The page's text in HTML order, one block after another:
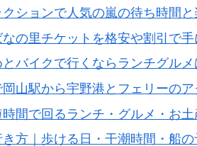
ションで人気の嵐の待ち時間と
の里チケットを格安や割引で手
バイクで行くならランチグルメ
山駅から宇野港とフェリーのア
間で回るランチ・グルメ・お土
方｜歩ける日・干潮時間・船